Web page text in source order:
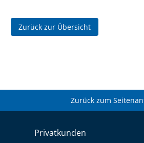
Zurück zur Übersicht
Zurück zum
Privatkunden